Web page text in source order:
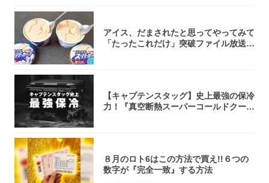
アイス、だまされたと思ってやってみて
「たったこれだけ」突破ファイル放送で
【キャプテンスタッグ】史上最強の保冷
力！『真空断熱スーパーコールドクーラ
８月のロト6はこの方法で買え!!６つの
数字が『完全一致』する方法